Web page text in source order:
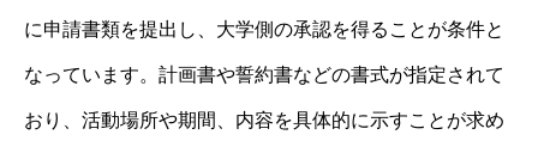
に申請書類を提出し、大学側の承認を得ることが条件と
なっています。計画書や誓約書などの書式が指定されて
おり、活動場所や期間、内容を具体的に示すことが求め